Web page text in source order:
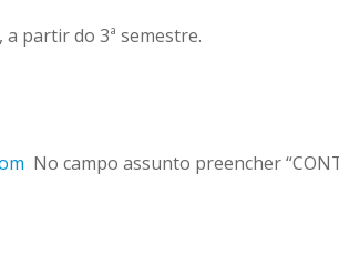
a partir do 3ª semestre.
No campo assunto preencher